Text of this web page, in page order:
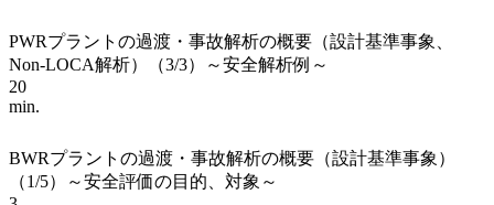
PWRプラントの過渡・事故解析の概要（設計基準事象、
Non-LOCA解析）（3/3）～安全解析例～
20
min.
BWRプラントの過渡・事故解析の概要（設計基準事象）
（1/5）～安全評価の目的、対象～